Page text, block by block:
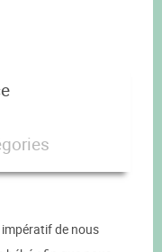
de nous